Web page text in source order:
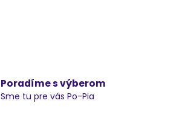
Poradíme s výberom
Sme tu pre vás Po-Pia